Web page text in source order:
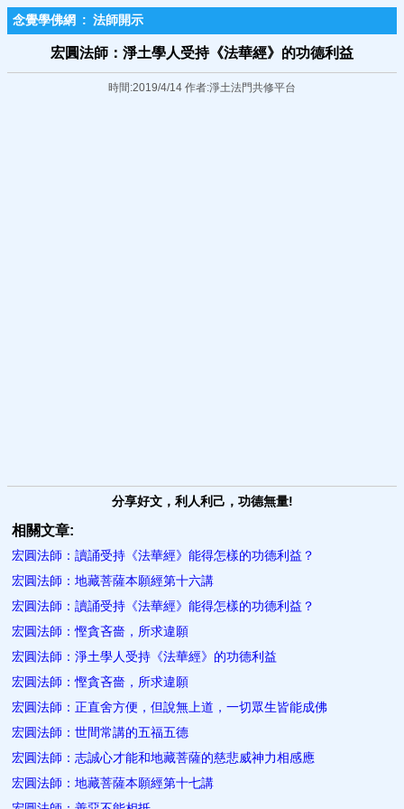
念覺學佛網 : 法師開示
宏圓法師：淨土學人受持《法華經》的功德利益
時間:2019/4/14 作者:淨土法門共修平台
分享好文，利人利己，功德無量!
相關文章:
宏圓法師：讀誦受持《法華經》能得怎樣的功德利益？
宏圓法師：地藏菩薩本願經第十六講
宏圓法師：讀誦受持《法華經》能得怎樣的功德利益？
宏圓法師：慳貪吝嗇，所求違願
宏圓法師：淨土學人受持《法華經》的功德利益
宏圓法師：慳貪吝嗇，所求違願
宏圓法師：正直舍方便，但說無上道，一切眾生皆能成佛
宏圓法師：世間常講的五福五德
宏圓法師：志誠心才能和地藏菩薩的慈悲威神力相感應
宏圓法師：地藏菩薩本願經第十七講